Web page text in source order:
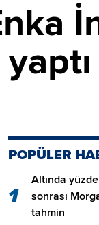
POPÜLER
1
Altında
sonrası
tahmin